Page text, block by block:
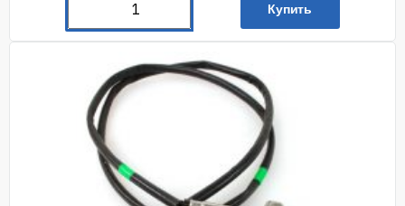
Купить